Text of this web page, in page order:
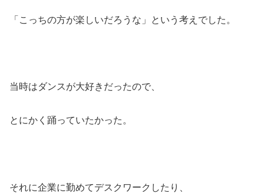
「こっちの方が楽しいだろうな」という考えでした。
当時はダンスが大好きだったので、
とにかく踊っていたかった。
それに企業に勤めてデスクワークしたり、